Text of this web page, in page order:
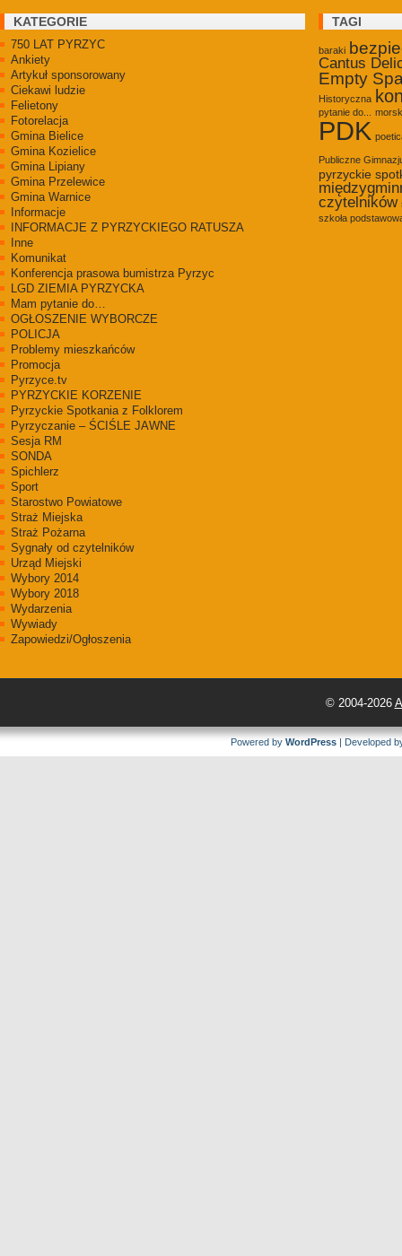
KATEGORIE
750 LAT PYRZYC
Ankiety
Artykuł sponsorowany
Ciekawi ludzie
Felietony
Fotorelacja
Gmina Bielice
Gmina Kozielice
Gmina Lipiany
Gmina Przelewice
Gmina Warnice
Informacje
INFORMACJE Z PYRZYCKIEGO RATUSZA
Inne
Komunikat
Konferencja prasowa bumistrza Pyrzyc
LGD ZIEMIA PYRZYCKA
Mam pytanie do…
OGŁOSZENIE WYBORCZE
POLICJA
Problemy mieszkańców
Promocja
Pyrzyce.tv
PYRZYCKIE KORZENIE
Pyrzyckie Spotkania z Folklorem
Pyrzyczanie – ŚCIŚLE JAWNE
Sesja RM
SONDA
Spichlerz
Sport
Starostwo Powiatowe
Straż Miejska
Straż Pożarna
Sygnały od czytelników
Urząd Miejski
Wybory 2014
Wybory 2018
Wydarzenia
Wywiady
Zapowiedzi/Ogłoszenia
TAGI
baraki
Cantus
Empty
Historyczna
pytanie do...
PDK
Publiczne
pyrzyckie
czytelników
szkoła
© 2004-2026
Powered by WordPress | Developed